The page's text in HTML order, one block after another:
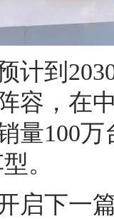
到2030
容，在
量100
。
下一篇